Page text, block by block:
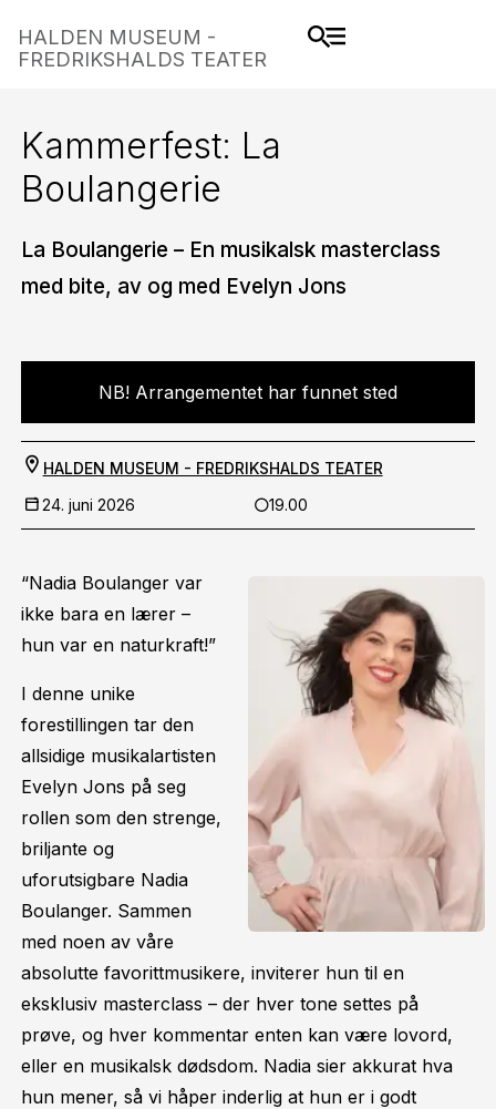
HALDEN MUSEUM -
FREDRIKSHALDS TEATER
Kammerfest: La
Boulangerie
La Boulangerie – En musikalsk masterclass
med bite, av og med Evelyn Jons
NB! Arrangementet har funnet sted
HALDEN MUSEUM - FREDRIKSHALDS TEATER
24. juni 2026
19.00
“Nadia Boulanger var
ikke bara en lærer –
hun var en naturkraft!”
I denne unike
forestillingen tar den
allsidige musikalartisten
Evelyn Jons på seg
rollen som den strenge,
briljante og
uforutsigbare Nadia
Boulanger. Sammen
med noen av våre
absolutte favorittmusikere, inviterer hun til en
eksklusiv masterclass – der hver tone settes på
prøve, og hver kommentar enten kan være lovord,
eller en musikalsk dødsdom. Nadia sier akkurat hva
hun mener, så vi håper inderlig at hun er i godt